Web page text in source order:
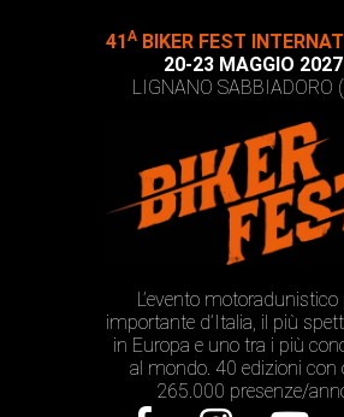
41ABIKER FEST
20-23 MAGGIO 2027
LIGNANO SABBIADORO
L’evento motoradunistico
importante d’Italia, il più
in Europa e uno tra i più
al mondo. 40 edizioni con
265.000 presenze/